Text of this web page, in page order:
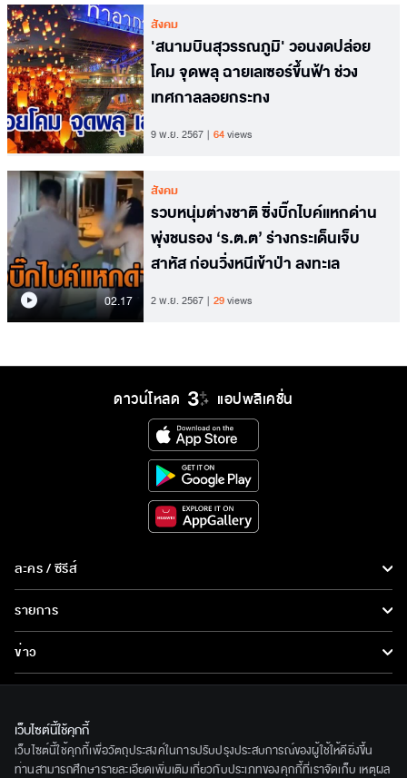
สังคม
'สนามบินสุวรรณภูมิ' วอนงดปล่อย
โคม จุดพลุ ฉายเลเซอร์ขึ้นฟ้า ช่วง
เทศกาลลอยกระทง
9 พ.ย. 2567 64views
02.17
สังคม
รวบหนุ่มต่างชาติ ซิ่งบิ๊กไบค์แหกด่าน
พุ่งชนรอง ‘ร.ต.ต’ ร่างกระเด็นเจ็บ
สาหัส ก่อนวิ่งหนีเข้าป่า ลงทะเล
2 พ.ย. 2567 29views
ดาวน์โหลด แอปพลิเคชั่น
ละคร / ซีรีส์
ละคร/ซีรีส์
ซีรีส์นานาชาติ
การ์ตูน & เกม
รายการ
รายการทั้งหมด
ข่าว
ข่าวทั้งหมด
ข่าวประชาสัมพันธ์
ทีวีออนไลน์
เกี่ยวกับเรา
BEC World
เว็บไซต์นี้ใช้คุกกี้
เว็บไซต์นี้ใช้คุกกี้เพื่อวัตถุประสงค์ในการปรับปรุงประสบการณ์ของผู้ใช้ให้ดียิ่งขึ้น
ท่านสามารถศึกษารายละเอียดเพิ่มเติมเกี่ยวกับประเภทของคุกกี้ที่เราจัดเก็บ เหตุผล